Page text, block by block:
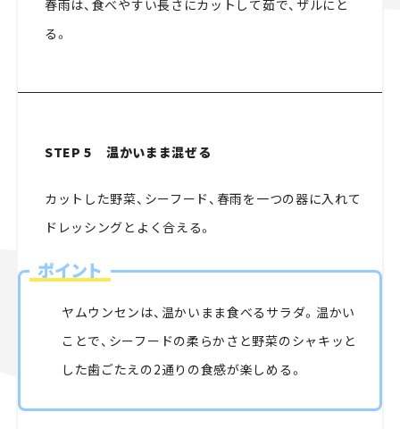
春雨は、食べやすい長さにカットして茹で、ザルにと
る。
STEP 5 温かいまま混ぜる
カットした野菜、シーフード、春雨を一つの器に入れて
ドレッシングとよく合える。
ポイント
ヤムウンセンは、温かいまま食べるサラダ。温かい
ことで、シーフードの柔らかさと野菜のシャキッと
した歯ごたえの2通りの食感が楽しめる。